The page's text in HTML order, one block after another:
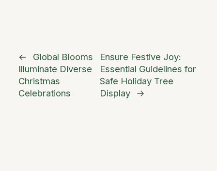
←
Global Blooms
Illuminate Diverse
Christmas
Celebrations
Ensure Festive Joy:
Essential Guidelines for
Safe Holiday Tree
Display
→